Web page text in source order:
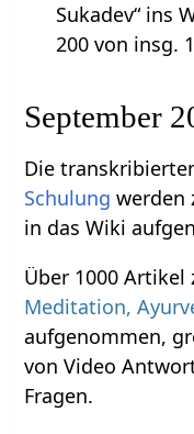
Sukadev“ ins
200 von insg.
September
Die
Schulung werden
in das Wiki
Über 1000 Artikel
Meditation,
aufgenommen,
von Video
Fragen.